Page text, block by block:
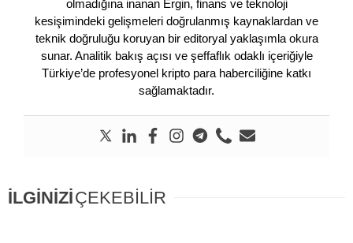
olmadığına inanan Ergin, finans ve teknoloji
kesişimindeki gelişmeleri doğrulanmış kaynaklardan ve
teknik doğruluğu koruyan bir editoryal yaklaşımla okura
sunar. Analitik bakış açısı ve şeffaflık odaklı içeriğiyle
Türkiye’de profesyonel kripto para haberciliğine katkı
sağlamaktadır.
İLGİNİZİÇEKEBİLİR